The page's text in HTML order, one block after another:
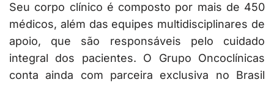
Seu corpo clínico é composto por mais de 450
médicos, além das equipes multidisciplinares de
apoio, que são responsáveis pelo cuidado
integral dos pacientes. O Grupo Oncoclínicas
conta ainda com parceira exclusiva no Brasil